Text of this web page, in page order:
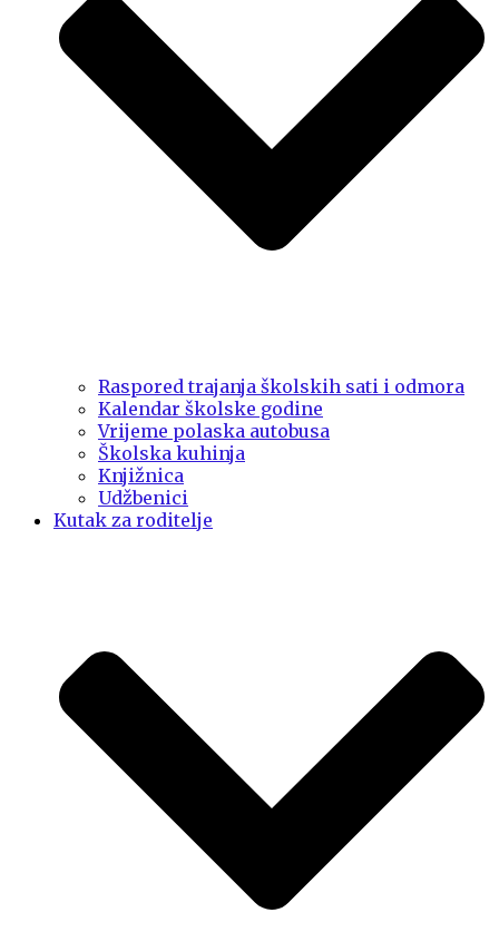
Raspored trajanja školskih sati i odmora
Kalendar školske godine
Vrijeme polaska autobusa
Školska kuhinja
Knjižnica
Udžbenici
Kutak za roditelje